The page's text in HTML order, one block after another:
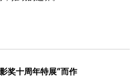
奖十周年特展”而作